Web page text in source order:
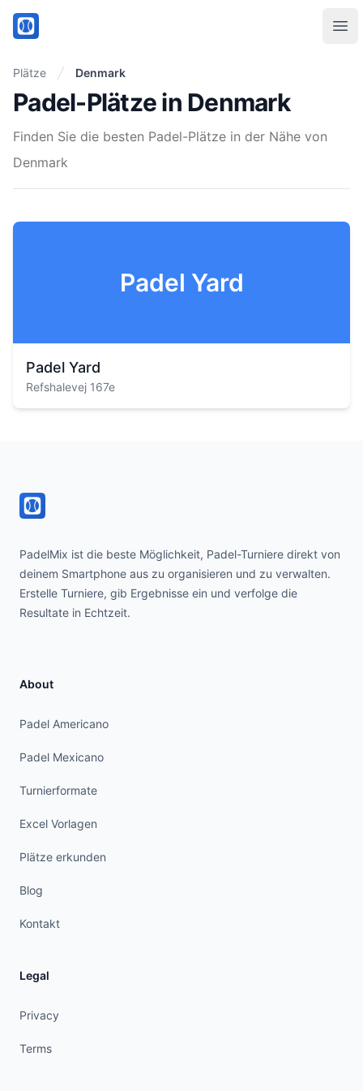
PadelMix
Plätze Denmark
Padel-Plätze in Denmark
Finden Sie die besten Padel-Plätze in der Nähe von
Denmark
Padel Yard
Padel Yard
Refshalevej 167e
PadelMix ist die beste Möglichkeit, Padel-Turniere direkt von
deinem Smartphone aus zu organisieren und zu verwalten.
Erstelle Turniere, gib Ergebnisse ein und verfolge die
Resultate in Echtzeit.
About
Padel Americano
Padel Mexicano
Turnierformate
Excel Vorlagen
Plätze erkunden
Blog
Kontakt
Legal
Privacy
Terms